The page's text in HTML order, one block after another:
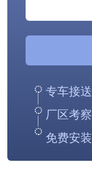
专车接送
厂区考察
免费安装